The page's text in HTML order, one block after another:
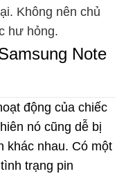
Không nên chủ
hư hỏng.
Note
động của chiếc
nó cũng dễ bị
khác nhau. Có một
trạng pin